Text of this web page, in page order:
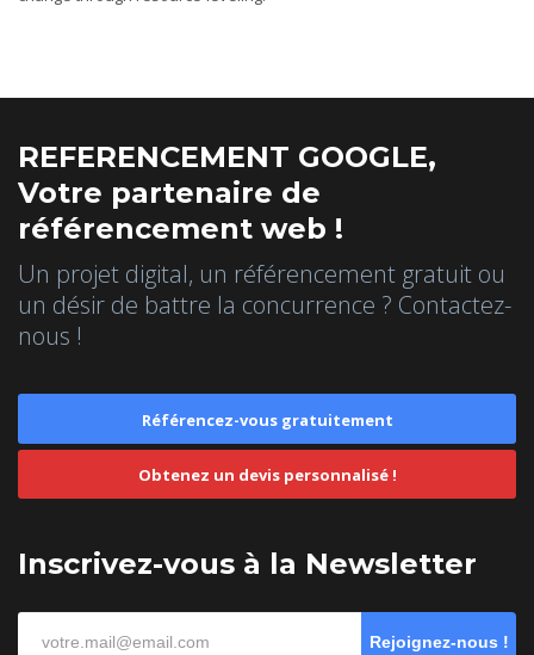
REFERENCEMENT GOOGLE,
Votre partenaire de
référencement web !
Un projet digital, un référencement gratuit ou
un désir de battre la concurrence ? Contactez-
nous !
Référencez-vous gratuitement
Obtenez un devis personnalisé !
Inscrivez-vous à la Newsletter
Rejoignez-nous !